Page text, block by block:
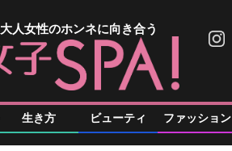
大人女性のホンネに向き合う
生き方 ビューティ ファッション